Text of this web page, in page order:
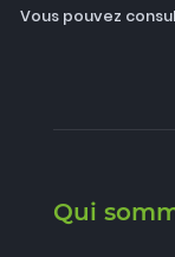
Vous pouvez
Qui